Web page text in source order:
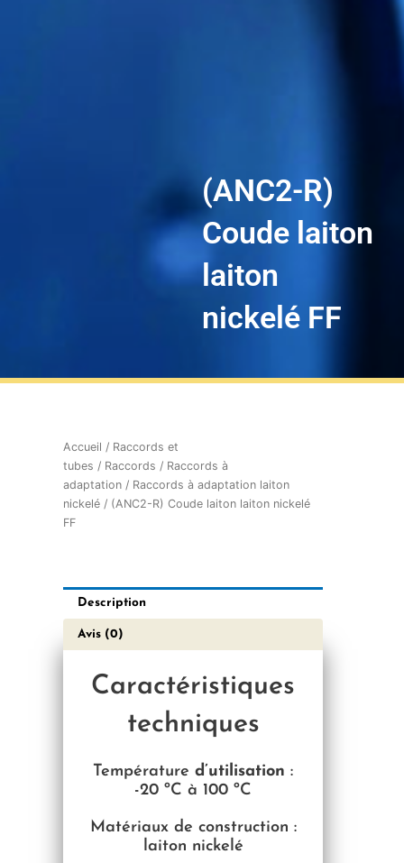
(ANC2-R)
Coude laiton
laiton
nickelé FF
Accueil / Raccords et
tubes / Raccords / Raccords à
adaptation / Raccords à adaptation laiton
nickelé / (ANC2-R) Coude laiton laiton nickelé
FF
Description
Avis (0)
Caractéristiques
techniques
Température d’utilisation :
-20 ºC à 100 ºC
Matériaux de construction :
laiton nickelé